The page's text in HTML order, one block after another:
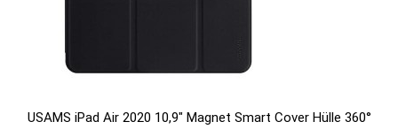
USAMS iPad Air 2020 10,9" Magnet Smart Cover Hülle 360°